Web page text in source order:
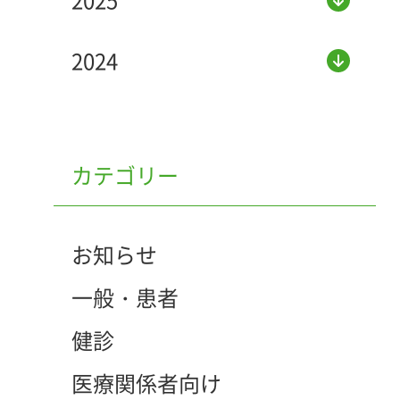
2024
カテゴリー
お知らせ
一般・患者
健診
医療関係者向け